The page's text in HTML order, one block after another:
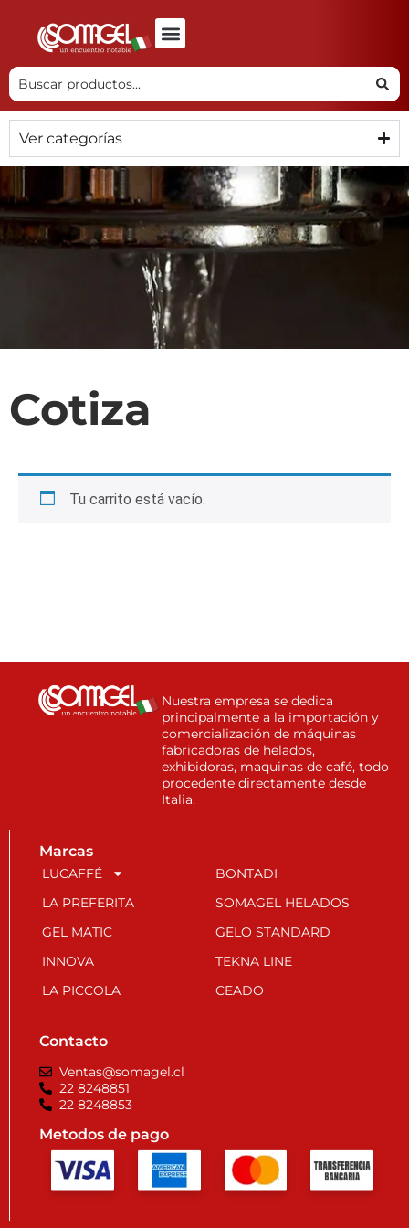
Ver categorías
Cotiza
Tu carrito está vacío.
Nuestra empresa se dedica
principalmente a la importación y
comercialización de máquinas
fabricadoras de helados,
exhibidoras, maquinas de café, todo
procedente directamente desde
Italia.
Marcas
LUCAFFÉ
BONTADI
LA PREFERITA
SOMAGEL HELADOS
GEL MATIC
GELO STANDARD
INNOVA
TEKNA LINE
LA PICCOLA
CEADO
Contacto
Ventas@somagel.cl
22 8248851
22 8248853
Metodos de pago